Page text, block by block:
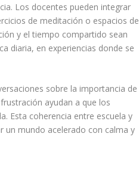
Los docentes pueden integrar
de meditación o espacios de
y el tiempo compartido sean
diaria, en experiencias donde se
sobre la importancia de
ayudan a que los
Esta coherencia entre escuela y
un mundo acelerado con calma y